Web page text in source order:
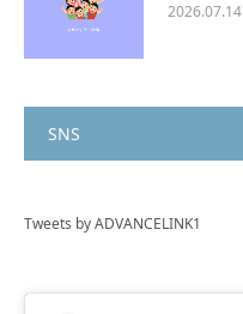
2026.07.14
SNS
Tweets by ADVANCELINK1